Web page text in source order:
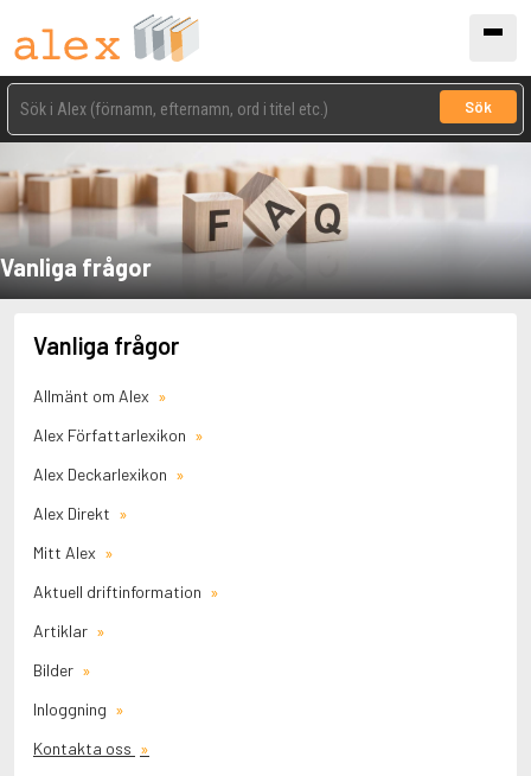
Sök
Vanliga frågor
Vanliga frågor
Allmänt om Alex
Alex Författarlexikon
Alex Deckarlexikon
Alex Direkt
Mitt Alex
Aktuell driftinformation
Artiklar
Bilder
Inloggning
Kontakta oss